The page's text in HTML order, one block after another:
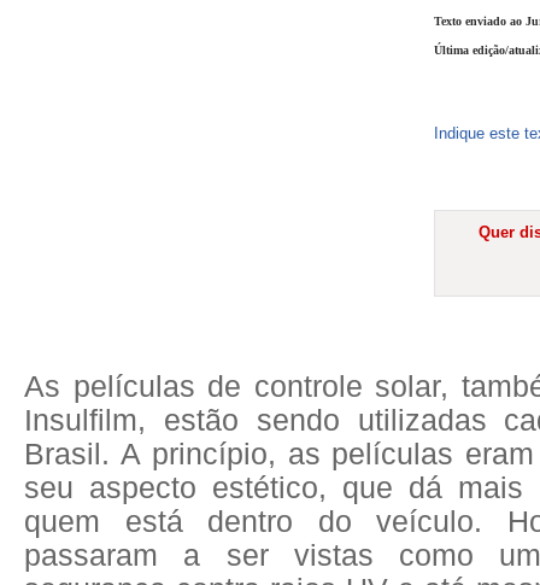
Texto enviado ao
Última edição/
Indique este
Quer
As películas de controle solar,
Insulfilm, estão sendo utilizadas
Brasil. A princípio, as películas
seu aspecto estético, que dá mais
quem está dentro do veículo.
passaram a ser vistas como